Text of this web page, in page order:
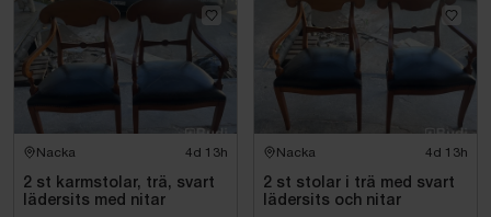
Nacka 4d 13h
2 st karmstolar, trä, svart
lädersits med nitar
Nacka 4d 13h
2 st stolar i trä med svart
lädersits och nitar